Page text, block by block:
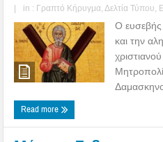
|
in : Γραπτό Κήρυγμα Δελτία Τύπου
Ο ευσεβής
και την
Read more